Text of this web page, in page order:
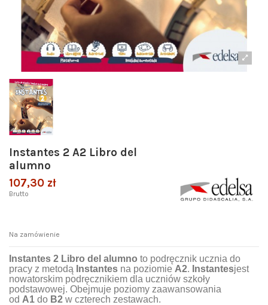
Instantes 2 A2 Libro del
alumno
107,30 zł
Brutto
Na zamówienie
Instantes 2 Libro del alumno to podręcznik ucznia do
pracy z metodą Instantes na poziomie A2. Instantesjest
nowatorskim podręcznikiem dla uczniów szkoły
podstawowej. Obejmuje poziomy zaawansowania
od A1 do B2 w czterech zestawach.